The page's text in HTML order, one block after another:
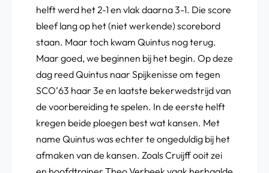
helft werd het 2-1 en vlak daarna 3-1. Die score
bleef lang op het (niet werkende) scorebord
staan. Maar toch kwam Quintus nog terug.
Maar goed, we beginnen bij het begin. Op deze
dag reed Quintus naar Spijkenisse om tegen
SCO’63 haar 3e en laatste bekerwedstrijd van
de voorbereiding te spelen. In de eerste helft
kregen beide ploegen best wat kansen. Met
name Quintus was echter te ongeduldig bij het
afmaken van de kansen. Zoals Cruijff ooit zei